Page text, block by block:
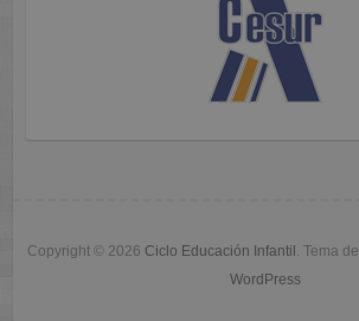
Copyright © 2026 Ciclo Educación Infantil . Tema de
WordPress